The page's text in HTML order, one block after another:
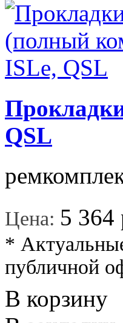
QSL
Цена: 5 364
*
публичной
В корзину